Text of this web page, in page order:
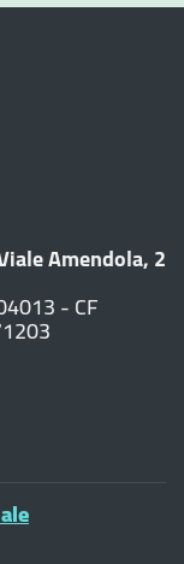
Amendola, 2
- CF